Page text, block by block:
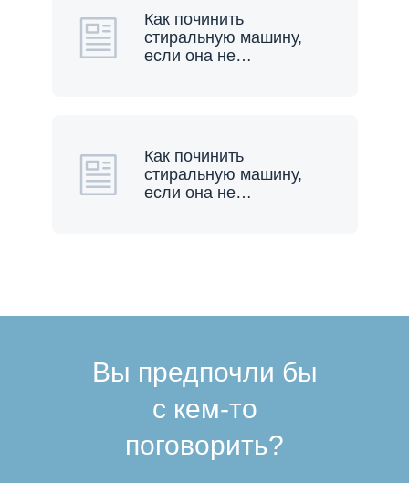
Как починить
стиральную машину,
если она не…
Как починить
стиральную машину,
если она не…
Вы предпочли бы
с кем-то
поговорить?